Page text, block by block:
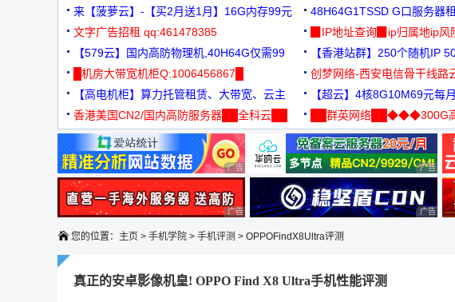
来【菠萝云】-【买2月送1月】16G内存99元
48H64G1TSSD G口服务器
3000+可免费测试
文字广告招租 qq:461478385
▉IP地址查询▉ip归属地ip
【579云】国内高防物理机,40H64G仅需99
元
【香港站群】250个随机IP
█机房大带宽机柜Q:1006456867█
创梦网络-西安电信骨干线路
88元/月
【高电机柜】算力托管租赁、大带宽、云主
机
【超云】4核8G10M69元每月
香港美国CN2/国内高防服务器██全科云██
██群英网络██◆◆◆300G
◆◆◆
广告 商业广告，理性选择 广告 商
广告 商业广告，理性选择 广告 商
您的位置： 主页 > 手机学院 > 手机评测 > OPPOFindX8Ultra评测
真正的安卓影像机皇! OPPO Find X8 Ultra手机性能评测